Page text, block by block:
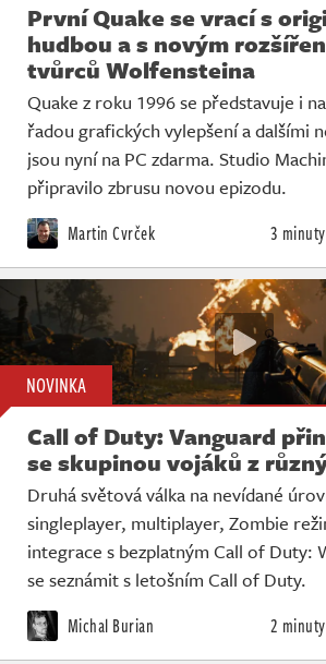
První Quake se vrací s
hudbou a s novým
tvůrců Wolfensteina
Quake z roku 1996 se představuje i
řadou grafických vylepšení a dalšími
jsou nyní na PC zdarma. Studio
připravilo zbrusu novou epizodu.
Martin Cvrček 3 minuty
NOVINKA
Call of Duty: Vanguard
se skupinou vojáků z
Druhá světová válka na nevídané
singleplayer, multiplayer, Zombie
integrace s bezplatným Call of Duty:
se seznámit s letošním Call of Duty.
Michal Burian 2 minuty